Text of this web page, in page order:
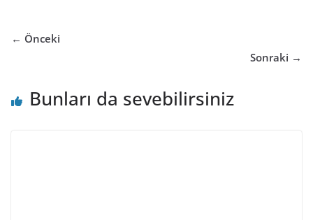
← Önceki
Sonraki →
Bunları da sevebilirsiniz